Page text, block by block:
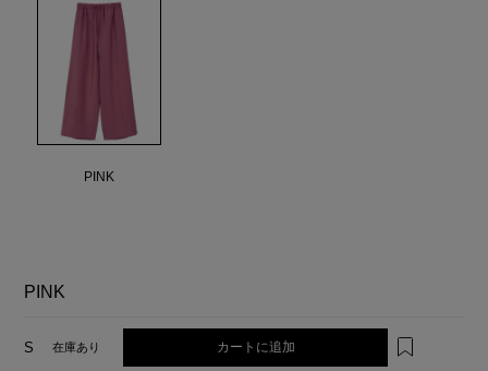
PINK
PINK
S 在庫あり カートに追加